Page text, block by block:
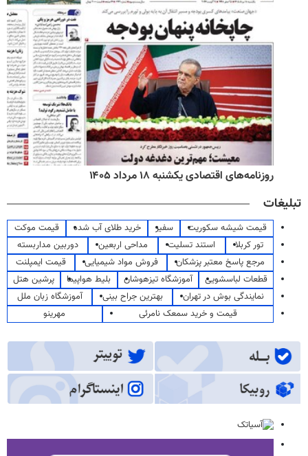
روزنامه‌های اقتصادی یکشنبه ۱۸ مرداد ۱۴۰۵
تبلیغات
قیمت شیشه سکوریت سفیر خرید طلای آب شده
قیمت موکت
تور کربلا
استند تسلیت مداحی اربعین
دوربین مداربسته
مرجع پاسخ معتبر پزشکان
فروش مواد شیمیایی
قیمت ایمپلنت
قطعات لباسشویی
آموزشگاه تیزهوشان بلیط هواپیما
پرشین هتل
نمایندگی بوش در تهران
بهترین جراح بینی
آموزشگاه زبان ملل
قیمت و خرید سمعک نامرئی
مهرینو